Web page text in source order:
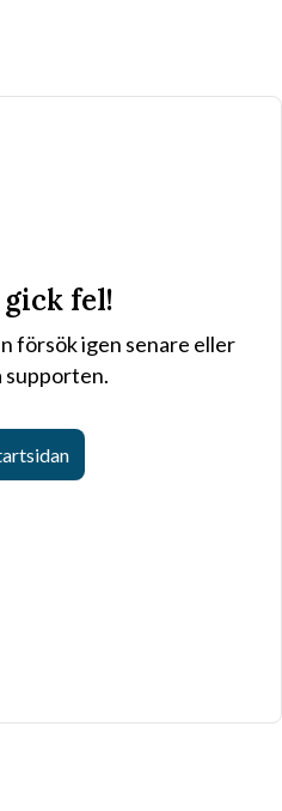
fel!
försök igen senare eller
supporten.